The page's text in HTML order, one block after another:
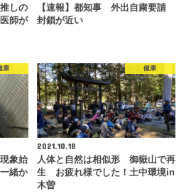
しの
師が
【速報】都知事 外出自粛要請
封鎖が近い
康
象始
緒か
健康
2021.10.18
人体と自然は相似形 御嶽山で再
生 お疲れ様でした！土中環境in
木曽